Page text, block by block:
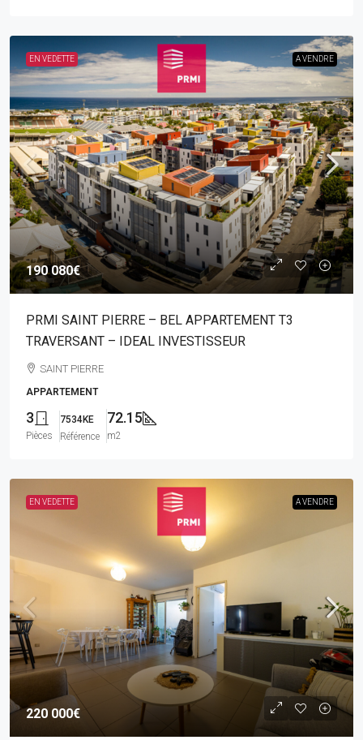
EN VEDETTE A VENDRE
190 080€
PRMI SAINT PIERRE – BEL APPARTEMENT T3
TRAVERSANT – IDEAL INVESTISSEUR
SAINT PIERRE
APPARTEMENT
3
Pièces
7534KE
Référence
72.15
m2
EN VEDETTE A VENDRE
220 000€